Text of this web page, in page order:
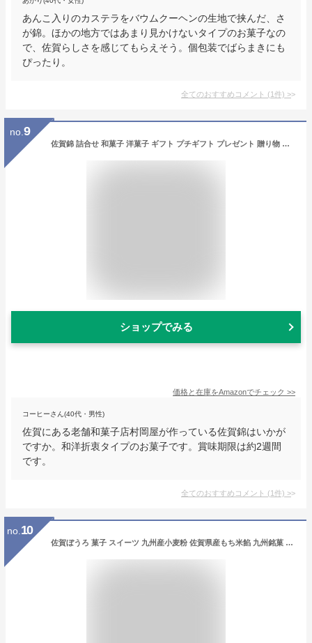
あんこ入りのカステラをバウムクーヘンの生地で挟んだ、さ
が錦。ほかの地方ではあまり見かけないタイプのお菓子なの
で、佐賀らしさを感じてもらえそう。個包装でばらまきにも
ぴったり。
全てのおすすめコメント (1件) >
no. 9
佐賀錦 詰合せ 和菓子 洋菓子 ギフト プチギフト プレゼント 贈り物 お見上げ 海外 人気 定番 お中元 お歳暮 (あずき8個入)
ショップでみる
価格と在庫をAmazonでチェック >>
コーヒーさん(40代・男性)
佐賀にある老舗和菓子店村岡屋が作っている佐賀錦はいかが
ですか。和洋折衷タイプのお菓子です。賞味期限は約2週間
です。
全てのおすすめコメント (1件) >
no. 10
佐賀ぼうろ 菓子 スイーツ 九州産小麦粉 佐賀県産もち米餡 九州銘菓 和菓子 和製 マドレーヌ